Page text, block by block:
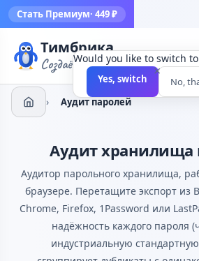
Стать Премиум· 449 ₽
Тимбрика
Создаём инструменты
› Аудит паролей
Аудит хранилища
Аудитор парольного хранилища,
браузере. Перетащите экспорт из
Chrome, Firefox, 1Password или
надёжность каждого пароля
индустриальную
×
Would you like to switch
Yes, switch No,